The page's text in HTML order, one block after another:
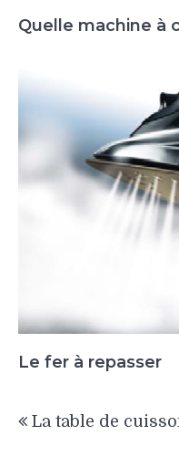
Quelle machine à
Le fer à repasser
de
La table de